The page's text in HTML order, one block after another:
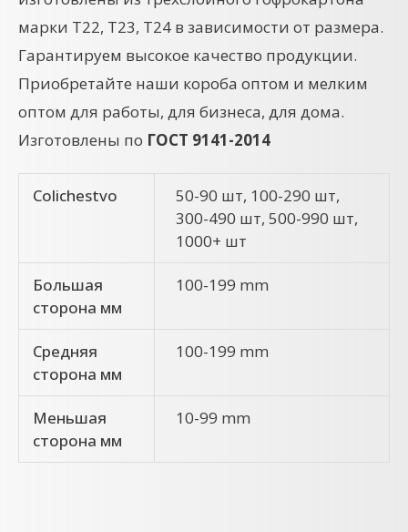
марки Т22, Т23, Т24 в зависимости от размера.
Гарантируем высокое качество продукции.
Приобретайте наши короба оптом и мелким
оптом для работы, для бизнеса, для дома.
Изготовлены по ГОСТ 9141-2014
Colichestvo
50-90 шт, 100-290 шт,
300-490 шт, 500-990 шт,
1000+ шт
Большая
сторона мм
100-199 mm
Средняя
сторона мм
100-199 mm
Меньшая
сторона мм
10-99 mm